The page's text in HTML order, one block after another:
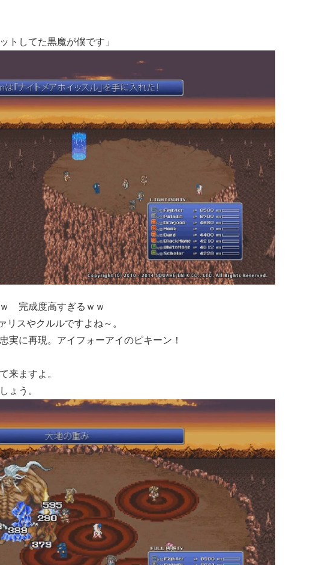
トしてた黒魔が僕です」
完成度高すぎるｗｗ
リスやクルルですよね～。
実に再現。アイフォーアイのピキーン！
来ますよ。
ょう。